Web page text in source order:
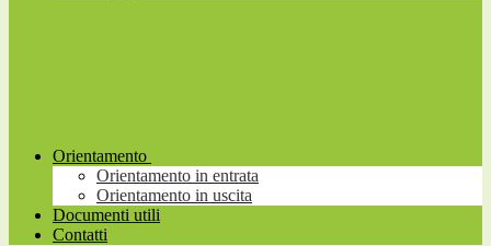
Orientamento
Orientamento in entrata
Orientamento in uscita
Documenti utili
Contatti